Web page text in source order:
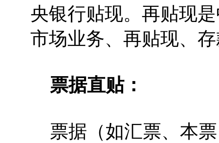
央银行贴现。再贴现
市场业务、再贴现、
票据直贴：
票据（如汇票、本